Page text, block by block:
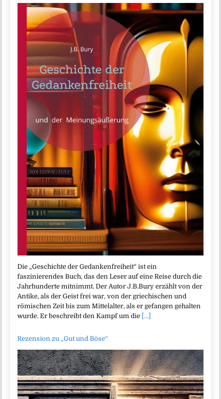
Die „Geschichte der Gedankenfreiheit“ ist ein
faszinierendes Buch, das den Leser auf eine Reise durch die
Jahrhunderte mitnimmt. Der Autor J.B.Bury erzählt von der
Antike, als der Geist frei war, von der griechischen und
römischen Zeit bis zum Mittelalter, als er gefangen gehalten
wurde. Er beschreibt den Kampf um die [...]
Rezension zu „Gut und Böse“